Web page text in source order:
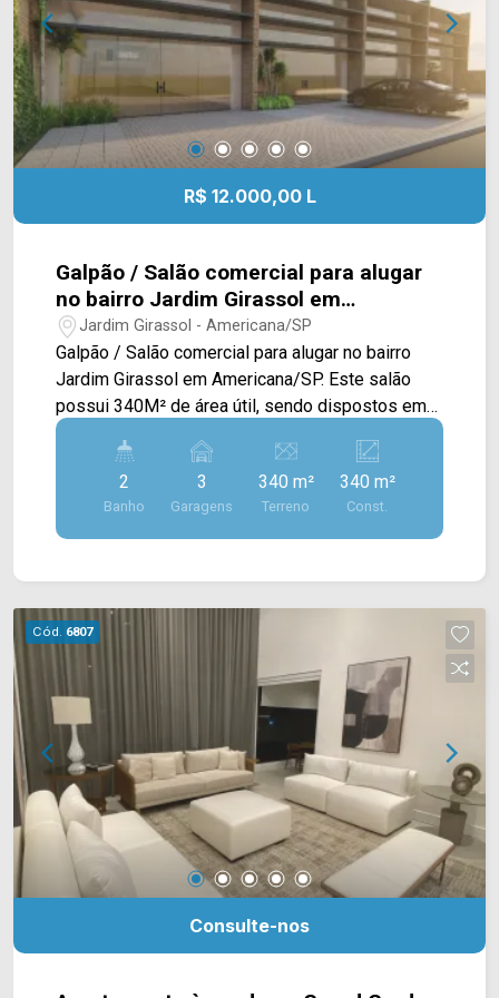
supermercado, bancos e posto de combustível.
Entre em contato com a equipe da Arbix Imóveis
e agende a sua visita!! WhatsApp e Telefone: 19
3475-4546 ARBIX IMÓVEIS - Presente em cada
mudança!
R$ 12.000,00 L
Galpão / Salão comercial para alugar
no bairro Jardim Girassol em
Americana/SP
Jardim Girassol - Americana/SP
Galpão / Salão comercial para alugar no bairro
Jardim Girassol em Americana/SP. Este salão
possui 340M² de área útil, sendo dispostos em
um amplo salão térreo com pé direito alto, de
244M² e um mezanino de 95M². > 02 banheiros,
sendo 01 com acessibilidade; > 03 vagas
rotativas. Localizado na Av. Campos Sales, esta
próximo à Rua Florindo Cibin, Rua Gonçalves
Poupatempo, Burger King, bancos, cartório,
panificadora Maryara, farmácias e restaurantes.
Entre em contato com a equipe da Arbix Imóveis
e agende a sua visita!! WhatsApp e Telefone:
(19) 3475-4546 ARBIX IMÓVEIS - Presente em
cada mudança!
2
Banho
3
Garagens
340 m²
Terreno
340 m²
Const.
Cód. 6807
Consulte-nos